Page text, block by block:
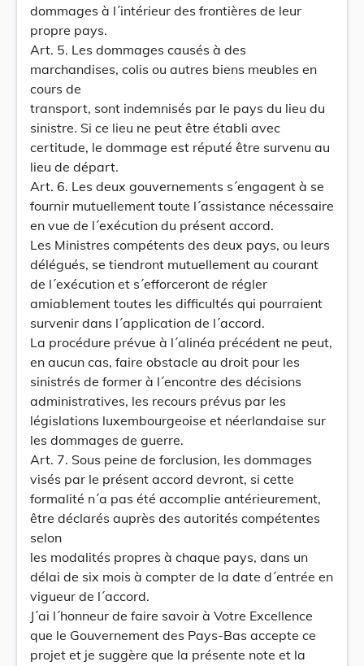
dommages à l´intérieur des frontières de leur
propre pays.
Art. 5. Les dommages causés à des
marchandises, colis ou autres biens meubles en
cours de
transport, sont indemnisés par le pays du lieu du
sinistre. Si ce lieu ne peut être établi avec
certitude, le dommage est réputé être survenu au
lieu de départ.
Art. 6. Les deux gouvernements s´engagent à se
fournir mutuellement toute l´assistance nécessaire
en vue de l´exécution du présent accord.
Les Ministres compétents des deux pays, ou leurs
délégués, se tiendront mutuellement au courant
de l´exécution et s´efforceront de régler
amiablement toutes les difficultés qui pourraient
survenir dans l´application de l´accord.
La procédure prévue à l´alinéa précédent ne peut,
en aucun cas, faire obstacle au droit pour les
sinistrés de former à l´encontre des décisions
administratives, les recours prévus par les
législations luxembourgeoise et néerlandaise sur
les dommages de guerre.
Art. 7. Sous peine de forclusion, les dommages
visés par le présent accord devront, si cette
formalité n´a pas été accomplie antérieurement,
être déclarés auprès des autorités compétentes
selon
les modalités propres à chaque pays, dans un
délai de six mois à compter de la date d´entrée en
vigueur de l´accord.
J´ai l´honneur de faire savoir à Votre Excellence
que le Gouvernement des Pays-Bas accepte ce
projet et je suggère que la présente note et la